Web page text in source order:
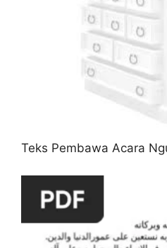
Teks Pembawa Acara